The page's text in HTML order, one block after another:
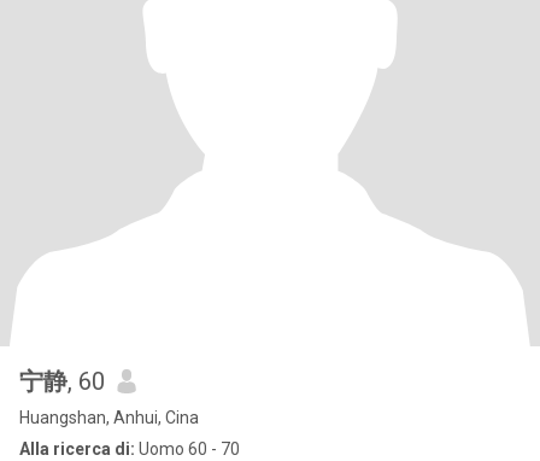
宁静, 60
Huangshan, Anhui, Cina
Alla ricerca di: Uomo 60 - 70